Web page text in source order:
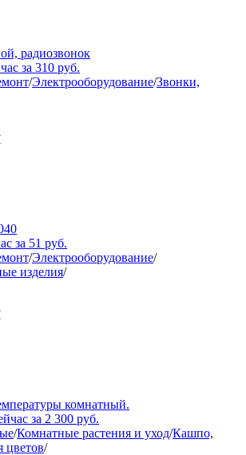
радиозвонок
за 310 руб.
/Электрооборудование/Звонки,
за 51 руб.
/Электрооборудование/
изделия/
комнатный.
за 2 300 руб.
/Комнатные растения и уход/Кашпо,
цветов/